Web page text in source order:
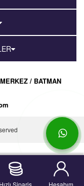
/ BATMAN
Hızlı Sipariş Hesabım